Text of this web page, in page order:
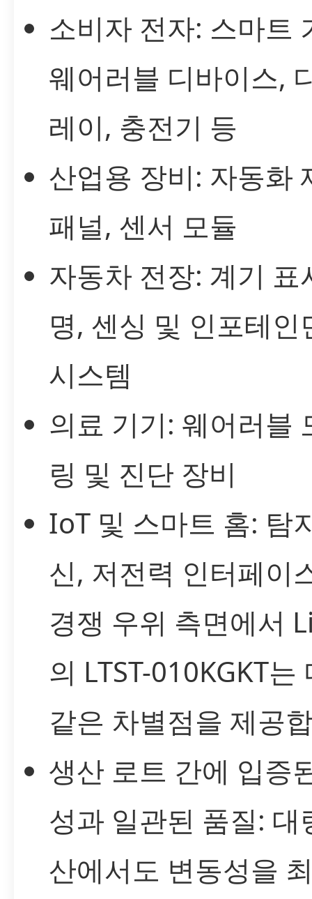
소비자 전자: 스마트
웨어러블 디바이스,
레이, 충전기 등
산업용 장비: 자동화
패널, 센서 모듈
자동차 전장: 계기 표
명, 센싱 및 인포테인
시스템
의료 기기: 웨어러블
링 및 진단 장비
IoT 및 스마트 홈: 탐
신, 저전력 인터페이
경쟁 우위 측면에서
의 LTST-010KGKT는
같은 차별점을 제공
생산 로트 간에 입증
성과 일관된 품질: 대
산에서도 변동성을